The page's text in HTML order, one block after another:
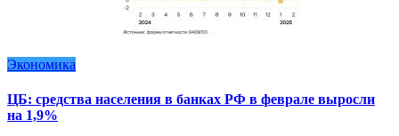
Экономика
ЦБ: средства населения в банках РФ в феврале выросли
на 1,9%